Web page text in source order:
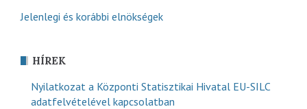
Jelenlegi és korábbi elnökségek
HÍREK
Nyilatkozat a Központi Statisztikai Hivatal EU-SILC
adatfelvételével kapcsolatban